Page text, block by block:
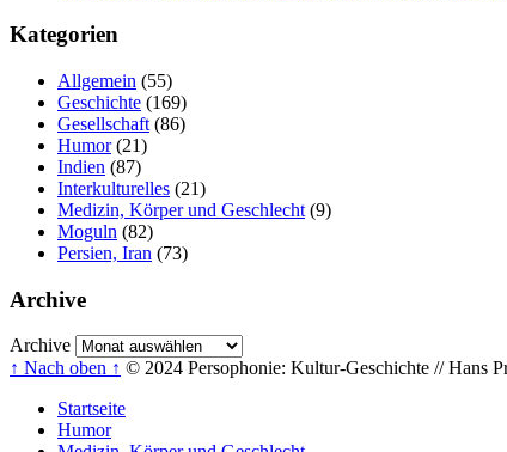
Kategorien
Allgemein (55)
Geschichte (169)
Gesellschaft (86)
Humor(21)
Indien (87)
Interkulturelles (21)
Medizin, Körper und Geschlecht (9)
Moguln (82)
Persien, Iran (73)
Archive
Archive
↑ Nach oben ↑ © 2024 Persophonie: Kultur-Geschichte // Hans
Startseite
Humor